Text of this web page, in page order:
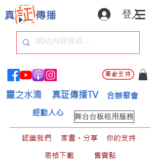
登入
奉獻支持
靈之水滴 真証傳播TV 合辦聚會
舞台台板租用服務
經動人心
認識我們 家書。分享
你的支持
表格下載
售賣點